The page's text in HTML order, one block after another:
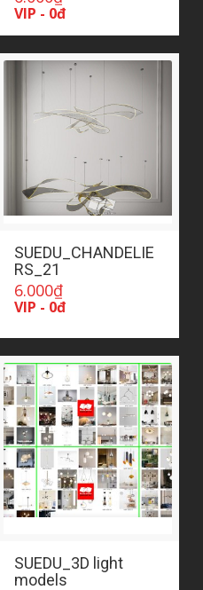
VIP - 0đ
SUEDU_CHANDELIE
RS_21
6.000₫
VIP - 0đ
SUEDU_3D light
models